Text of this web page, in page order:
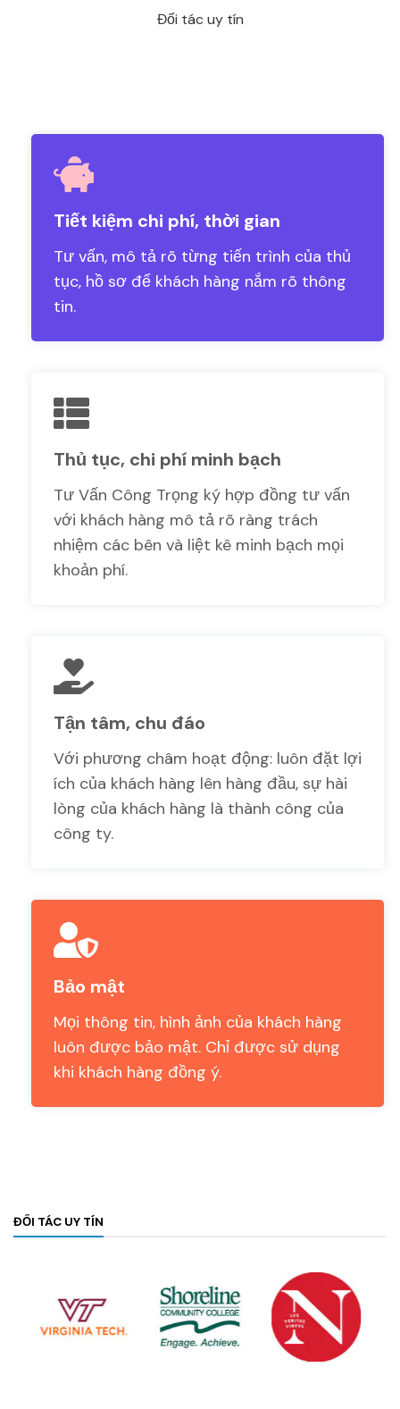
Đối tác uy tín
Tiết kiệm chi phí, thời gian
Tư vấn, mô tả rõ từng tiến trình của thủ
tục, hồ sơ để khách hàng nắm rõ thông
tin.
Thủ tục, chi phí minh bạch
Tư Vấn Công Trọng ký hợp đồng tư vấn
với khách hàng mô tả rõ ràng trách
nhiệm các bên và liệt kê minh bạch mọi
khoản phí.
Tận tâm, chu đáo
Với phương châm hoạt động: luôn đặt lợi
ích của khách hàng lên hàng đầu, sự hài
lòng của khách hàng là thành công của
công ty.
Bảo mật
Mọi thông tin, hình ảnh của khách hàng
luôn được bảo mật. Chỉ được sử dụng
khi khách hàng đồng ý.
ĐỐI TÁC UY TÍN